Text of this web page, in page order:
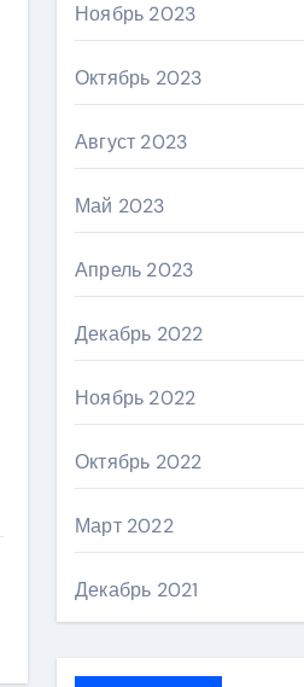
Ноябрь 2023
Октябрь 2023
Август 2023
Май 2023
Апрель 2023
Декабрь 2022
Ноябрь 2022
Октябрь 2022
Март 2022
Декабрь 2021